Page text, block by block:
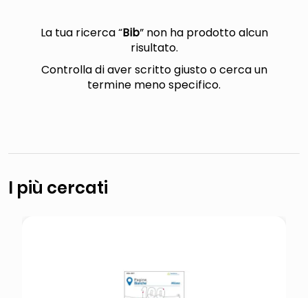
pattumiera raccolta differenziata
asciuga capelli spazzola
La tua ricerca “Bib” non ha prodotto alcun
risultato.
Controlla di aver scritto giusto o cerca un
termine meno specifico.
I più cercati